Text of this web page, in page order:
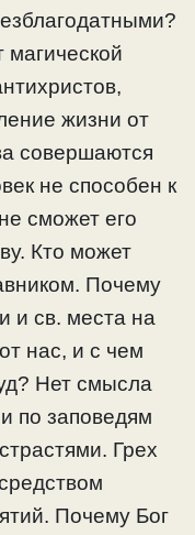
магической
жизни от
совершаются
не способен к
сможет его
Кто может
Почему
и св. места на
нас, и с чем
Нет смысла
по заповедям
Грех
Почему Бог